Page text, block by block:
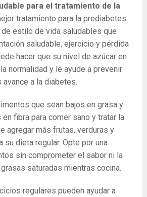
para el tratamiento de la
tratamiento para la prediabetes
estilo de vida saludables que
saludable, ejercicio y pérdida
hacer que su nivel de azúcar en
normalidad y le ayude a prevenir
a la diabetes.
que sean bajos en grasa y
fibra para comer sano y tratar la
agregar más frutas, verduras y
su dieta regular. Opte por una
sin comprometer el sabor ni la
saturadas mientras cocina.
regulares pueden ayudar a